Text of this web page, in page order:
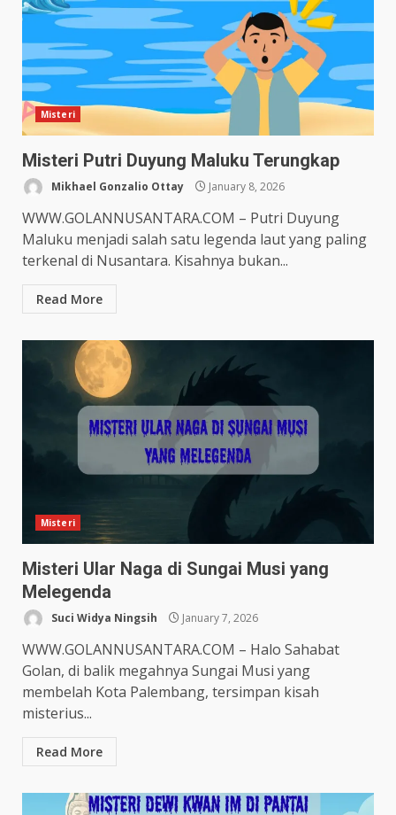
Misteri
Misteri Putri Duyung Maluku Terungkap
Mikhael Gonzalio Ottay January 8, 2026
WWW.GOLANNUSANTARA.COM – Putri Duyung
Maluku menjadi salah satu legenda laut yang paling
terkenal di Nusantara. Kisahnya bukan...
Read More
Misteri
Misteri Ular Naga di Sungai Musi yang
Melegenda
Suci Widya Ningsih January 7, 2026
WWW.GOLANNUSANTARA.COM – Halo Sahabat
Golan, di balik megahnya Sungai Musi yang
membelah Kota Palembang, tersimpan kisah
misterius...
Read More